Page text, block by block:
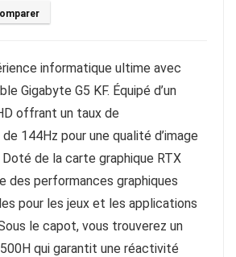
informatique ultime avec
Gigabyte G5 KF. Équipé d’un
offrant un taux de
144Hz pour une qualité d’image
de la carte graphique RTX
des performances graphiques
pour les jeux et les applications
le capot, vous trouverez un
qui garantit une réactivité